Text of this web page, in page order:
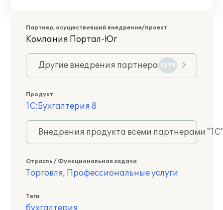
Партнер, осуществивший внедрение/проект
Компания Портал-Юг
Другие внедрения партнера 5298
Продукт
1С:Бухгалтерия 8
Внедрения продукта всеми партнерами
Отрасль / Функциональная задача
Торговля, Профессиональные услуги
Теги
бухгалтерия